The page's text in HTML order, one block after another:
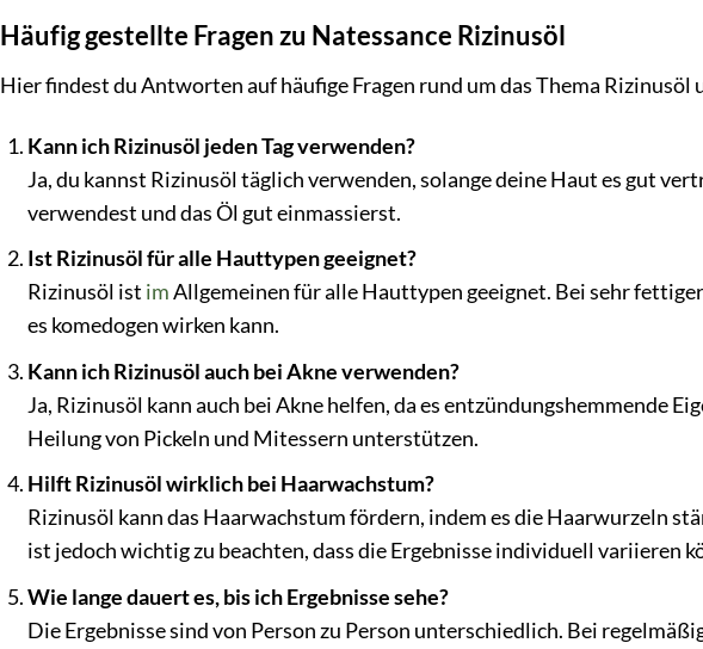
Häufig gestellte Fragen zu Natessance Rizinusöl
Hier findest du Antworten auf häufige Fragen rund um das Thema Rizinusöl
Kann ich Rizinusöl jeden Tag verwenden?
Ja, du kannst Rizinusöl täglich verwenden, solange deine Haut es gut
verwendest und das Öl gut einmassierst.
Ist Rizinusöl für alle Hauttypen geeignet?
Rizinusöl ist imAllgemeinen für alle Hauttypen geeignet. Bei sehr
es komedogen wirken kann.
Kann ich Rizinusöl auch bei Akne verwenden?
Ja, Rizinusöl kann auch bei Akne helfen, da es entzündungshemmende
Heilung von Pickeln und Mitessern unterstützen.
Hilft Rizinusöl wirklich bei Haarwachstum?
Rizinusöl kann das Haarwachstum fördern, indem es die Haarwurzeln
ist jedoch wichtig zu beachten, dass die Ergebnisse individuell variieren
Wie lange dauert es, bis ich Ergebnisse sehe?
Die Ergebnisse sind von Person zu Person unterschiedlich. Bei